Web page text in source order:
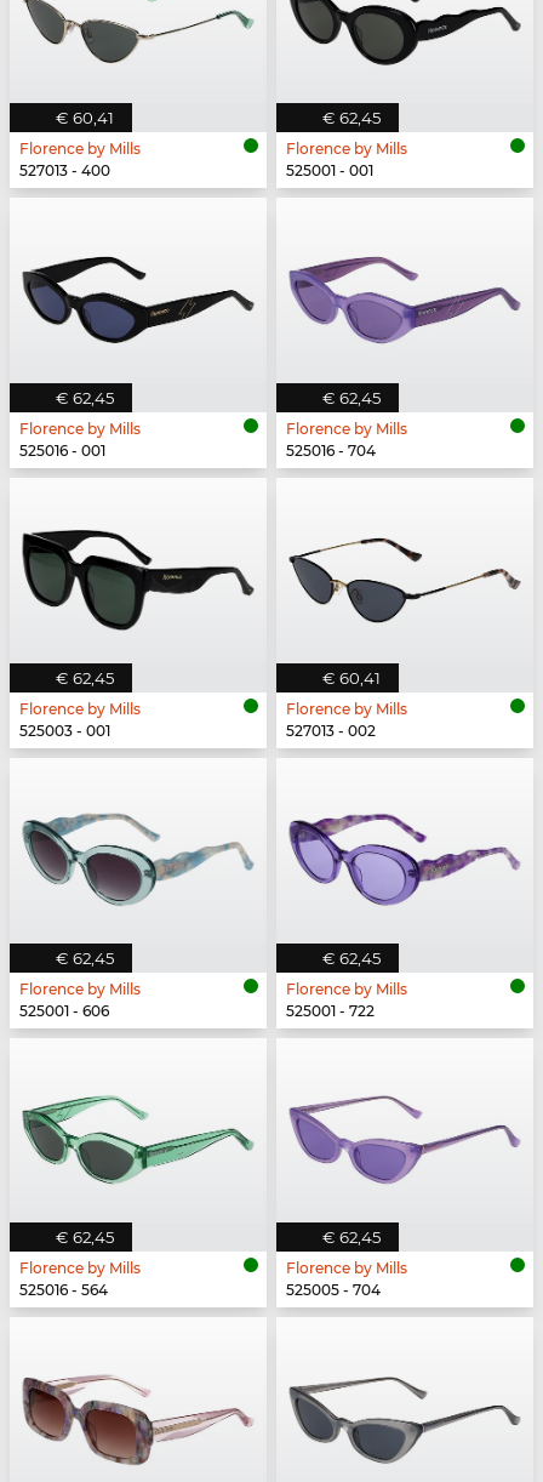
€ 60,41
Florence by Mills
527013 - 400
€ 62,45
Florence by Mills
525001 - 001
€ 62,45
Florence by Mills
525016 - 001
€ 62,45
Florence by Mills
525016 - 704
€ 62,45
Florence by Mills
525003 - 001
€ 60,41
Florence by Mills
527013 - 002
€ 62,45
Florence by Mills
525001 - 606
€ 62,45
Florence by Mills
525001 - 722
€ 62,45
Florence by Mills
525016 - 564
€ 62,45
Florence by Mills
525005 - 704